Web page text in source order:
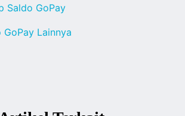
Saldo GoPay
Lainnya